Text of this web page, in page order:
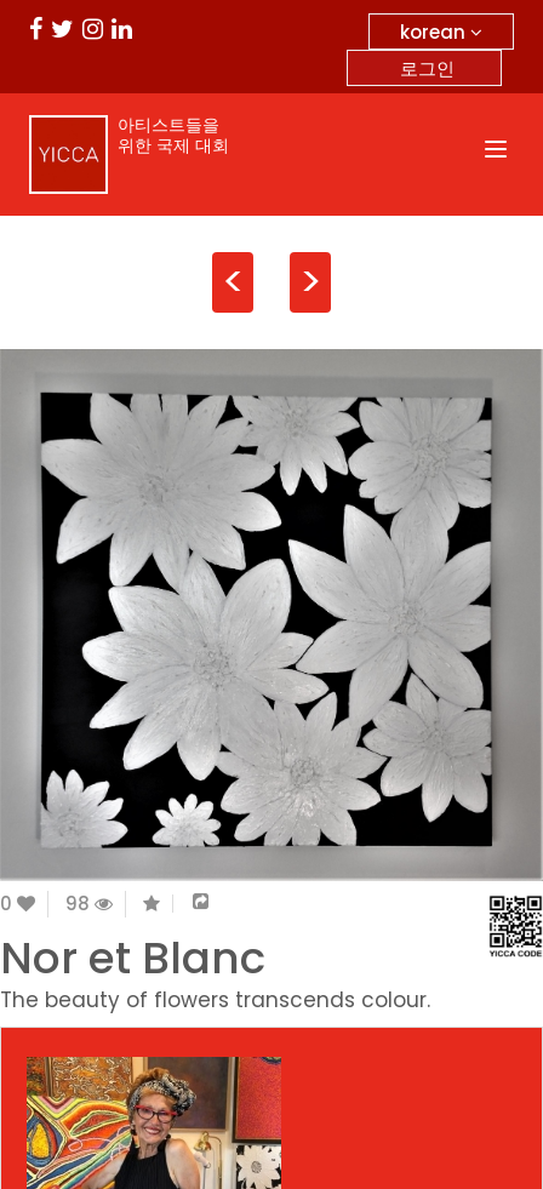
korean
로그인
아티스트들을
위한 국제 대회
< >
0 98
Nor et Blanc
The beauty of flowers transcends colour.